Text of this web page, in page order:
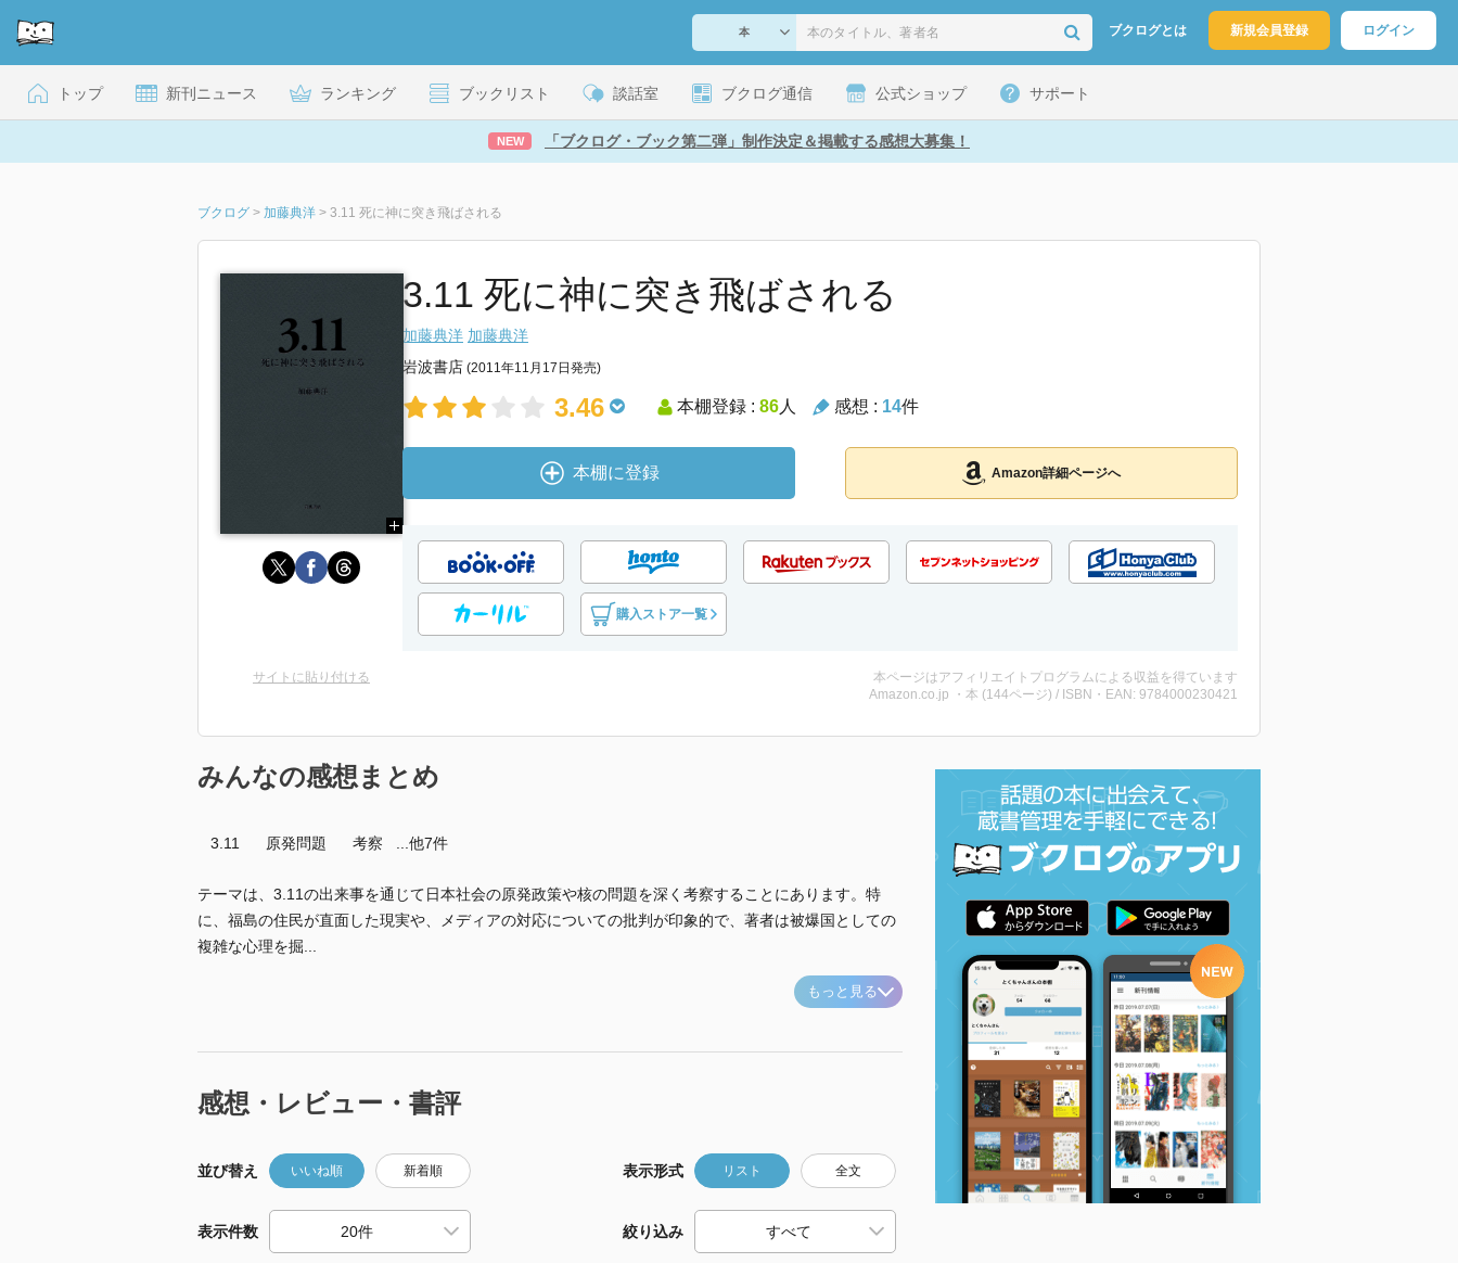
ブクログとは 新規会員登録 ログイン
トップ 新刊ニュース ランキング ブックリスト 談話室 ブクログ通信 公式ショップ サポート
NEW 「ブクログ・ブック第二弾」制作決定＆掲載する感想大募集！
ブクログ > 加藤典洋 > 3.11 死に神に突き飛ばされる
3.11 死に神に突き飛ばされる
加藤典洋 加藤典洋
岩波書店 (2011年11月17日発売)
3.46 本棚登録 : 86人 感想 : 14件
本棚に登録 Amazon詳細ページへ
購入ストア一覧
サイトに貼り付ける
本ページはアフィリエイトプログラムによる収益を得ています
Amazon.co.jp ・本 (144ページ) / ISBN・EAN: 9784000230421
みんなの感想まとめ
3.11 原発問題 考察 ...他7件
テーマは、3.11の出来事を通じて日本社会の原発政策や核の問題を深く考察することにあります。特
に、福島の住民が直面した現実や、メディアの対応についての批判が印象的で、著者は被爆国としての
複雑な心理を掘...
もっと見る
感想・レビュー・書評
並び替え いいね順 新着順 表示形式 リスト 全文
表示件数 絞り込み